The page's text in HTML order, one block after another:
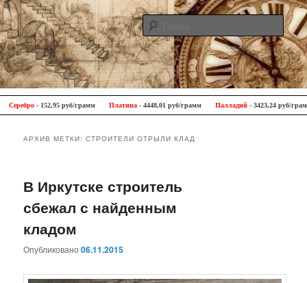
Antique Trip
Главное меню
Перейти к основному содержимому
Перейти к дополнительному содержимому
- 152,95 руб/грамм Платина- 4448,01 руб/грамм Палладий- 3423,24 руб/грамм
АРХИВ МЕТКИ:СТРОИТЕЛИ ОТРЫЛИ КЛАД
В Иркутске строитель
сбежал с найденным
кладом
Опубликовано06.11.2015